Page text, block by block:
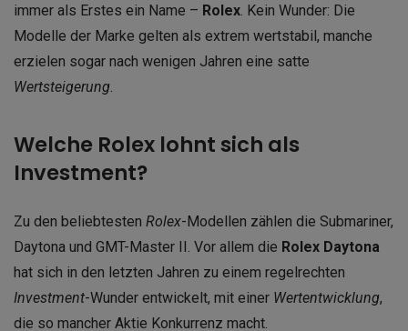
immer als Erstes ein Name – Rolex. Kein Wunder: Die
Modelle der Marke gelten als extrem wertstabil, manche
erzielen sogar nach wenigen Jahren eine satte
Wertsteigerung.
Welche Rolex lohnt sich als
Investment?
Zu den beliebtesten Rolex-Modellen zählen die Submariner,
Daytona und GMT-Master II. Vor allem die Rolex Daytona
hat sich in den letzten Jahren zu einem regelrechten
Investment-Wunder entwickelt, mit einer Wertentwicklung,
die so mancher Aktie Konkurrenz macht.